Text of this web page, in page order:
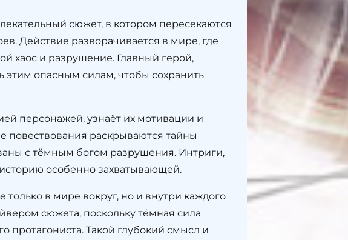
сюжет, в котором пересекаются
Действие разворачивается в мире, где
хаос и разрушение. Главный герой,
опасным силам, чтобы сохранить
персонажей, узнаёт их мотивации и
повествования раскрываются тайны
с тёмным богом разрушения. Интриги,
особенно захватывающей.
в мире вокруг, но и внутри каждого
сюжета, поскольку тёмная сила
протагониста. Такой глубокий смысл и